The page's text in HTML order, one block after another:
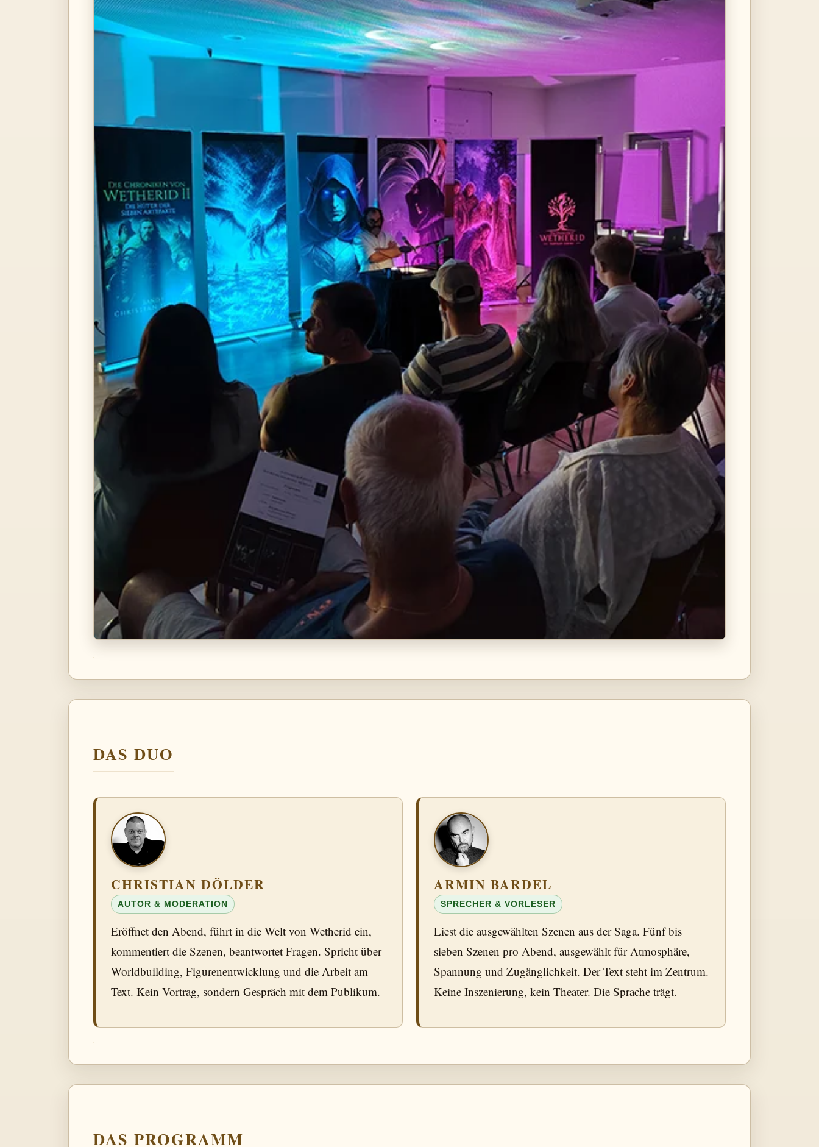
DAS DUO
CHRISTIAN DÖLDER
AUTOR & MODERATION
Eröffnet den Abend, führt in die Welt von Wetherid ein,
kommentiert die Szenen, beantwortet Fragen. Spricht über
Worldbuilding, Figurenentwicklung und die Arbeit am
Text. Kein Vortrag, sondern Gespräch mit dem Publikum.
ARMIN BARDEL
SPRECHER & VORLESER
Liest die ausgewählten Szenen aus der Saga. Fünf bis
sieben Szenen pro Abend, ausgewählt für Atmosphäre,
Spannung und Zugänglichkeit. Der Text steht im Zentrum.
Keine Inszenierung, kein Theater. Die Sprache trägt.
DAS PROGRAMM